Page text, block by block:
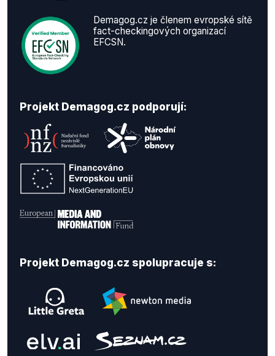
Demagog.cz je členem evropské sítě
fact-checkingových organizací
EFCSN.
Projekt Demagog.cz podporují:
Projekt Demagog.cz spolupracuje s: